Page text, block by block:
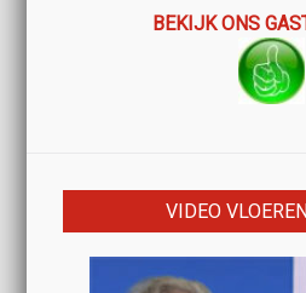
BEKIJK ONS
VIDEO